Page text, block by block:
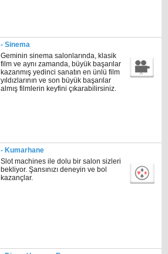
- Sinema
Geminin sinema salonlarında, klasik
film ve aynı zamanda, büyük başarılar
kazanmış yedinci sanatın en ünlü film
yıldızlarının ve son büyük başarılar
almış filmlerin keyfini çıkarabilirsiniz.
- Kumarhane
Slot machines ile dolu bir salon sizleri
bekliyor. Şansınızı deneyin ve bol
kazançlar.